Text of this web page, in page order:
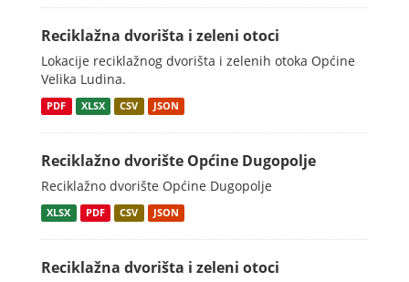
Reciklažna dvorišta i zeleni otoci
Lokacije reciklažnog dvorišta i zelenih otoka Općine
Velika Ludina.
PDF XLSX CSV JSON
Reciklažno dvorište Općine Dugopolje
Reciklažno dvorište Općine Dugopolje
XLSX PDF CSV JSON
Reciklažna dvorišta i zeleni otoci